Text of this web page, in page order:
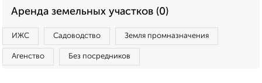
Аренда земельных участков (0)
ИЖС Садоводство Земля промназначения
Агенство Без посредников